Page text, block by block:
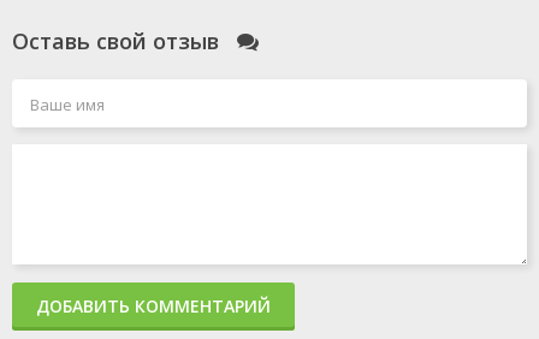
Оставь свой отзыв
ДОБАВИТЬ КОММЕНТАРИЙ